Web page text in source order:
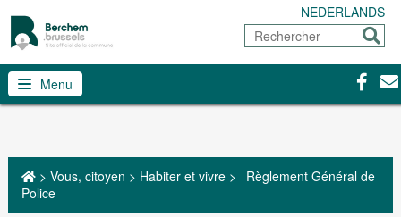
NEDERLANDS
Rechercher
Menu
> Vous, citoyen > Habiter et vivre>
Règlement Général de
Police